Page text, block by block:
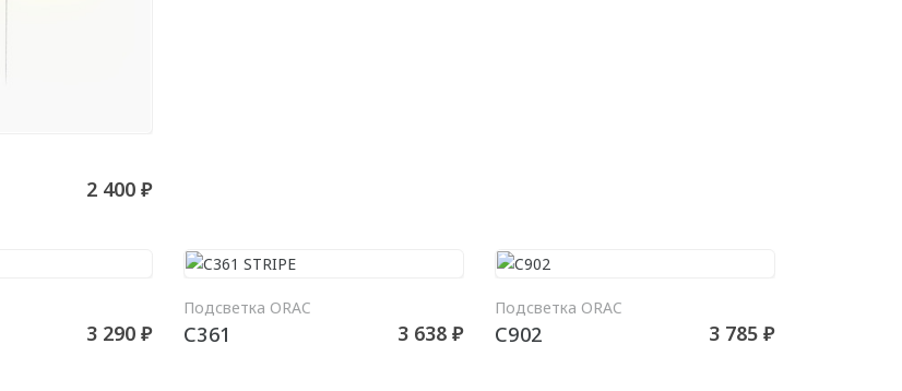
2 400 ₽
3 290 ₽
Подсветка ORAC
C361 3 638 ₽
Подсветка ORAC
C902 3 785 ₽